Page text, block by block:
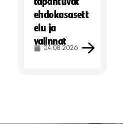
ehdokasasett
elu ja
valinnat
04.08.2026